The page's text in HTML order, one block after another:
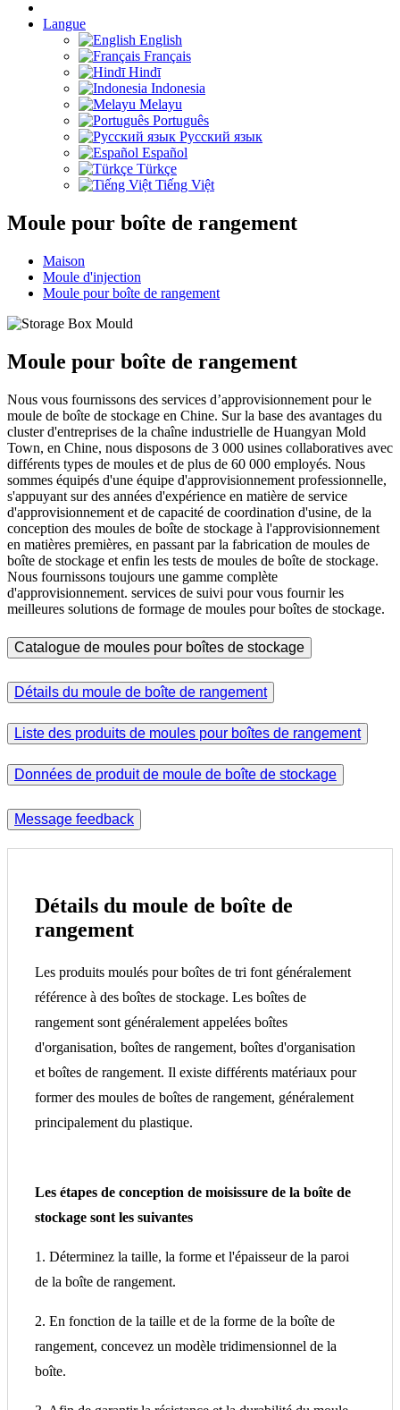
Langue
English
Français
Hindī
Indonesia
Melayu
Português
Русский язык
Español
Türkçe
Tiếng Việt
Moule pour boîte de rangement
Maison
Moule d'injection
Moule pour boîte de rangement
Moule pour boîte de rangement
Nous vous fournissons des services d’approvisionnement pour le
moule de boîte de stockage en Chine. Sur la base des avantages du
cluster d'entreprises de la chaîne industrielle de Huangyan Mold
Town, en Chine, nous disposons de 3 000 usines collaboratives avec
différents types de moules et de plus de 60 000 employés. Nous
sommes équipés d'une équipe d'approvisionnement professionnelle,
s'appuyant sur des années d'expérience en matière de service
d'approvisionnement et de capacité de coordination d'usine, de la
conception des moules de boîte de stockage à l'approvisionnement
en matières premières, en passant par la fabrication de moules de
boîte de stockage et enfin les tests de moules de boîte de stockage.
Nous fournissons toujours une gamme complète
d'approvisionnement. services de suivi pour vous fournir les
meilleures solutions de formage de moules pour boîtes de stockage.
Catalogue de moules pour boîtes de stockage
Détails du moule de boîte de rangement
Liste des produits de moules pour boîtes de rangement
Données de produit de moule de boîte de stockage
Message feedback
Détails du moule de boîte de
rangement
Les produits moulés pour boîtes de tri font généralement
référence à des boîtes de stockage. Les boîtes de
rangement sont généralement appelées boîtes
d'organisation, boîtes de rangement, boîtes d'organisation
et boîtes de rangement. Il existe différents matériaux pour
former des moules de boîtes de rangement, généralement
principalement du plastique.
Les étapes de conception de moisissure de la boîte de
stockage sont les suivantes
1. Déterminez la taille, la forme et l'épaisseur de la paroi
de la boîte de rangement.
2. En fonction de la taille et de la forme de la boîte de
rangement, concevez un modèle tridimensionnel de la
boîte.